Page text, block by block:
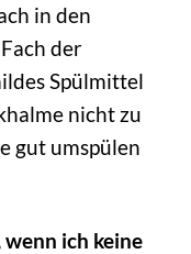
in den
der
Spülmittel
nicht zu
gut umspülen
ich keine